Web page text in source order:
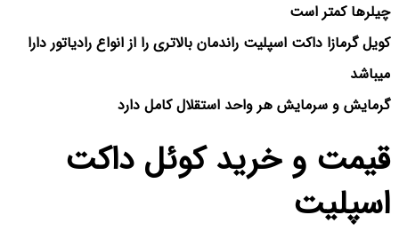
چیلرها کمتر است
کویل گرمازا داکت اسپلیت راندمان بالاتری را از انواع رادیاتور دارا
میباشد
گرمایش و سرمایش هر واحد استقلال کامل دارد
قیمت و خرید کوئل داکت
اسپلیت